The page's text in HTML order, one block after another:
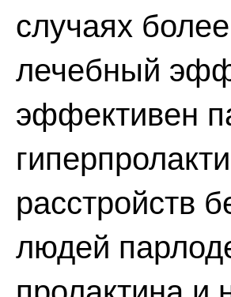
случаях
лечебный
эффективен
расстройств
людей